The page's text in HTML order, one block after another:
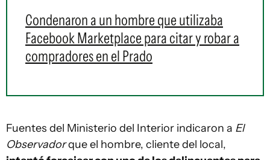
Condenaron a un hombre que utilizaba
Facebook Marketplace para citar y robar a
compradores en el Prado
Fuentes del Ministerio del Interior indicaron a El
Observadorque el hombre, cliente del local,